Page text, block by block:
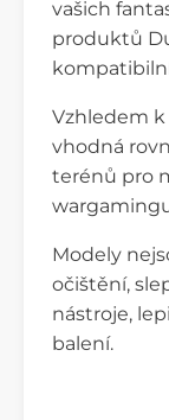
vašich
produktů
Vzhledem
vhodná
terénů pro
Modely
očištění,
nástroje,
balení.